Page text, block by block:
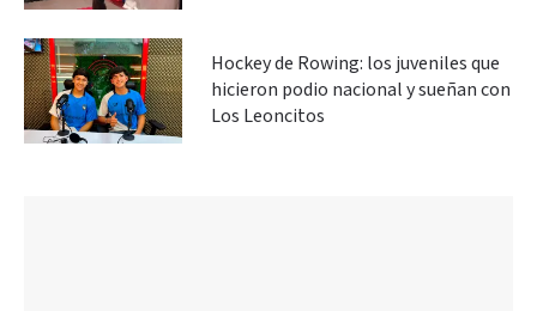
Hockey de Rowing: los juveniles que
hicieron podio nacional y sueñan con
Los Leoncitos